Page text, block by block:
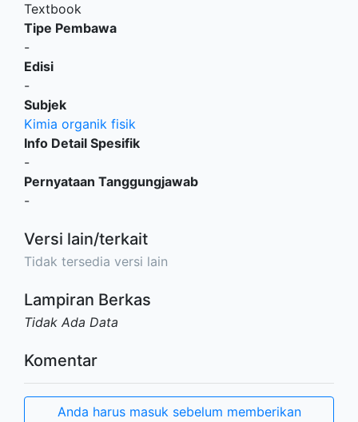
Textbook
Tipe Pembawa
-
Edisi
-
Subjek
Kimia organik fisik
Info Detail Spesifik
-
Pernyataan Tanggungjawab
-
Versi lain/terkait
Tidak tersedia versi lain
Lampiran Berkas
Tidak Ada Data
Komentar
Anda harus masuk sebelum memberikan